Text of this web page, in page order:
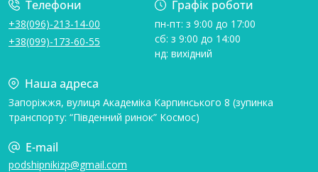
Телефони
+38(096)-213-14-00
+38(099)-173-60-55
Графік роботи
пн-пт: з 9:00 до 17:00
сб: з 9:00 до 14:00
нд: вихідний
Наша адреса
Запоріжжя, вулиця Академіка Карпинського 8 (зупинка
транспорту: “Південний ринок” Космос)
E-mail
podshipnikizp@gmail.com